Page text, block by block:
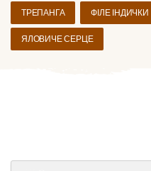
ТРЕПАНГА ФІЛЕ ІНДИЧКИ
ЯЛОВИЧЕ СЕРЦЕ